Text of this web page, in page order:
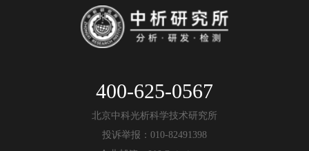
400-625-0567
北京中科光析科学技术研究所
投诉举报：010-82491398